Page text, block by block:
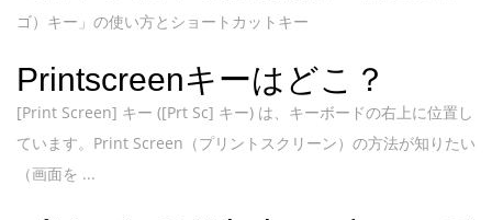
ゴ）キー」の使い方とショートカットキー
Printscreenキーはどこ？
[Print Screen] キー ([Prt Sc] キー) は、キーボードの右上に位置し
ています。Print Screen（プリントスクリーン）の方法が知りたい
（画面を ...